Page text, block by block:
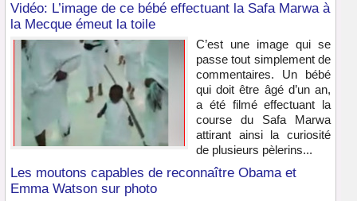
Vidéo: L’image de ce bébé effectuant la Safa Marwa à
la Mecque émeut la toile
C’est une image qui se
passe tout simplement de
commentaires. Un bébé
qui doit être âgé d’un an,
a été filmé effectuant la
course du Safa Marwa
attirant ainsi la curiosité
de plusieurs pèlerins...
Les moutons capables de reconnaître Obama et
Emma Watson sur photo